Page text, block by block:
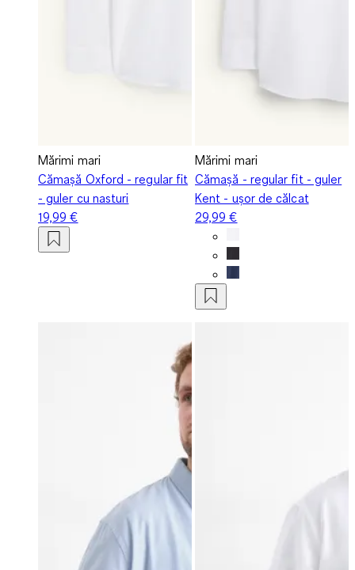
Mărimi mari
Cămașă Oxford - regular fit
- guler cu nasturi
19,99 €
Mărimi mari
Cămașă - regular fit - guler
Kent - ușor de călcat
29,99 €